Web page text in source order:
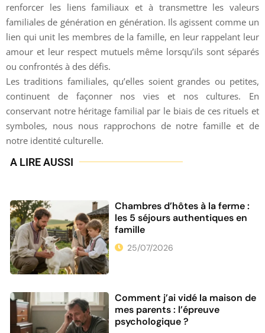
renforcer les liens familiaux et à transmettre les valeurs
familiales de génération en génération. Ils agissent comme un
lien qui unit les membres de la famille, en leur rappelant leur
amour et leur respect mutuels même lorsqu’ils sont séparés
ou confrontés à des défis.
Les traditions familiales, qu’elles soient grandes ou petites,
continuent de façonner nos vies et nos cultures. En
conservant notre héritage familial par le biais de ces rituels et
symboles, nous nous rapprochons de notre famille et de
notre identité culturelle.
A LIRE AUSSI
Chambres d’hôtes à la ferme :
les 5 séjours authentiques en
famille
25/07/2026
Comment j’ai vidé la maison de
mes parents : l’épreuve
psychologique ?